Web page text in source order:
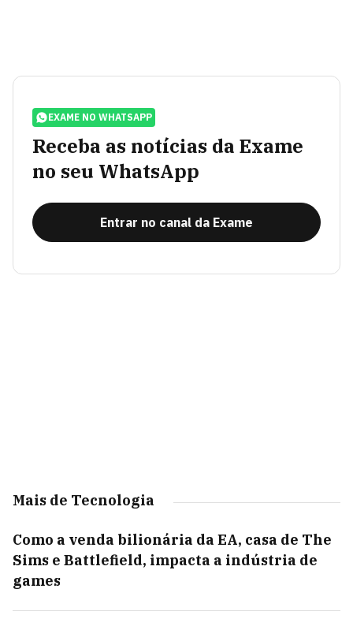
EXAME NO WHATSAPP
Receba as notícias da Exame
no seu WhatsApp
Entrar no canal da Exame
Mais de Tecnologia
Como a venda bilionária da EA, casa de The
Sims e Battlefield, impacta a indústria de
games